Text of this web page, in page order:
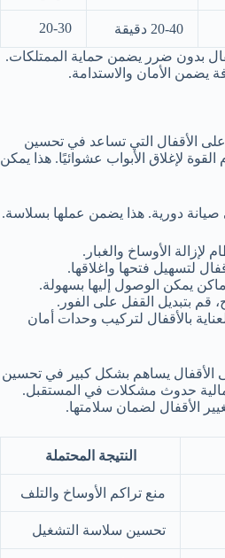
20-40 دقيقة
20-30
بدون ضرر يضمن حماية الممتلكات.
يضمن الأمان والاستدامة.
الأقفال التي تساعد في تحسين
لإغلاق الأبواب عشوائيًا. هذا يمكن
دورية. هذا يضمن عملها بسلاسة.
لإزالة الأوساخ والغبار.
لتسهيل فتحها واغلاقها.
يمكن الوصول إليها بسهولة.
قم بتبديل القفل على الفور.
بالأقفال لتركيب وحدات أمان
الأقفال يساهم بشكل كبير في تحسين
حدوث مشكلات في المستقبل.
الأقفال لضمان سلامتها.
النتيجة المحتملة
منع تراكم الأوساخ والتلف
تحسين سلاسة التشغيل